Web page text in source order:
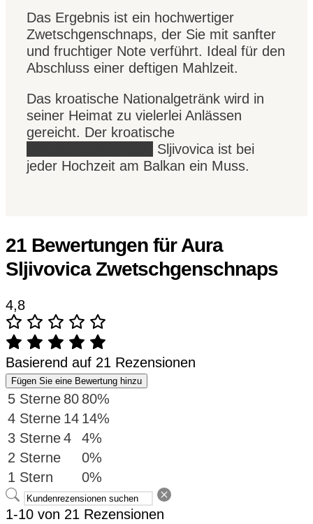
Das Ergebnis ist ein hochwertiger
Zwetschgenschnaps, der Sie mit sanfter
und fruchtiger Note verführt. Ideal für den
Abschluss einer deftigen Mahlzeit.
Das kroatische Nationalgetränk wird in
seiner Heimat zu vielerlei Anlässen
gereicht. Der kroatische
Sljivovica ist bei
jeder Hochzeit am Balkan ein Muss.
21 Bewertungen fürAura
Sljivovica Zwetschgenschnaps
4,8
Basierend auf 21 Rezensionen
Fügen Sie eine Bewertung hinzu
5 Sterne 80 80%
4 Sterne 14 14%
3 Sterne4
4%
2 Sterne
0%
1 Stern
0%
1-10 von 21 Rezensionen